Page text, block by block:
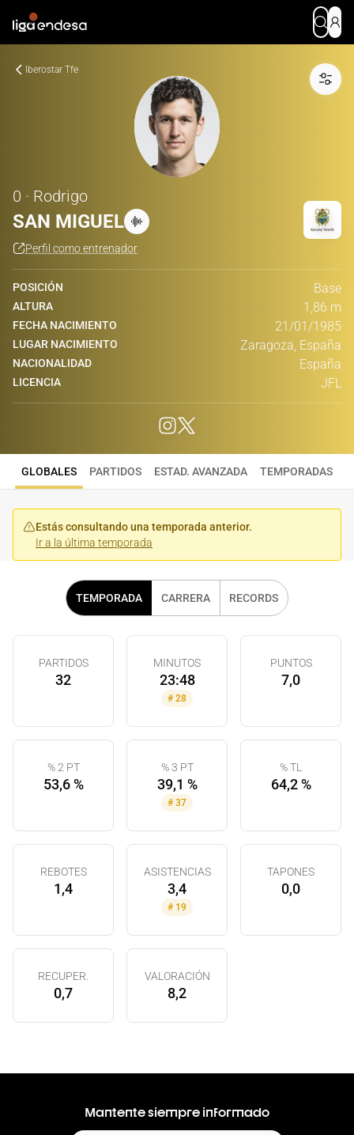
Iberostar Tfe
0 · Rodrigo
SAN MIGUEL
Perfil como entrenador
POSICIÓN Base
ALTURA 1,86 m
FECHA NACIMIENTO 21/01/1985
LUGAR NACIMIENTO Zaragoza, España
NACIONALIDAD España
LICENCIA JFL
GLOBALES PARTIDOS ESTAD. AVANZADA TEMPORADAS
Estás consultando una temporada anterior.
Ir a la última temporada
TEMPORADA CARRERA RECORDS
PARTIDOS
32
MINUTOS
23:48
# 28
PUNTOS
7,0
% 2 PT
53,6 %
% 3 PT
39,1 %
# 37
% TL
64,2 %
REBOTES
1,4
ASISTENCIAS
3,4
# 19
TAPONES
0,0
RECUPER.
0,7
VALORACIÓN
8,2
Mantente siempre informado